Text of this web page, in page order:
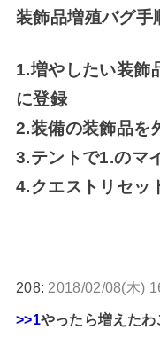
装飾品増殖バグ手
1.増やしたい装飾
に登録
2.装備の装飾品を
3.テントで1.のマ
4.クエストリセッ
208: 2018/02/08(木)
>>1やったら増えた